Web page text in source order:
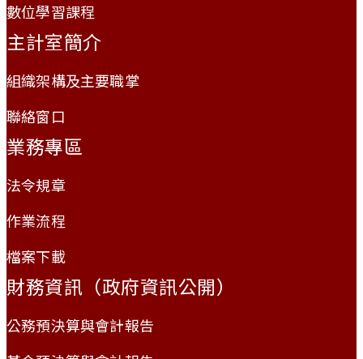
數位學習課程
主計室簡介
組織架構及主要職掌
聯絡窗口
業務專區
法令規章
作業流程
檔案下載
財務資訊（政府資訊公開）
公務預決算與會計報告